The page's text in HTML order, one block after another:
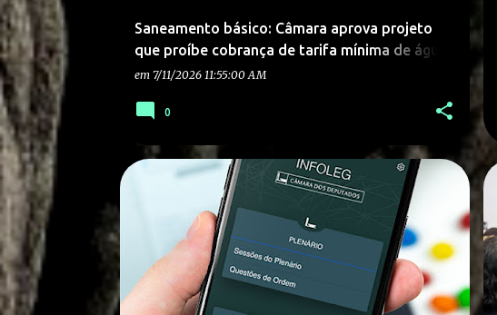
Saneamento básico: Câmara aprova projeto
que proíbe cobrança de tarifa mínima de água
e esgoto.
em 7/11/2026 11:55:00 AM
0